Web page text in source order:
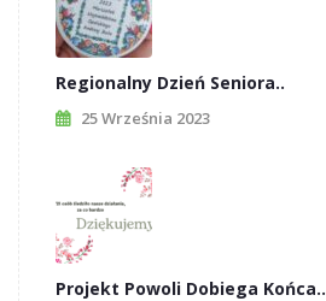
Regionalny Dzień Seniora..
25 Września 2023
Projekt Powoli Dobiega Końca..